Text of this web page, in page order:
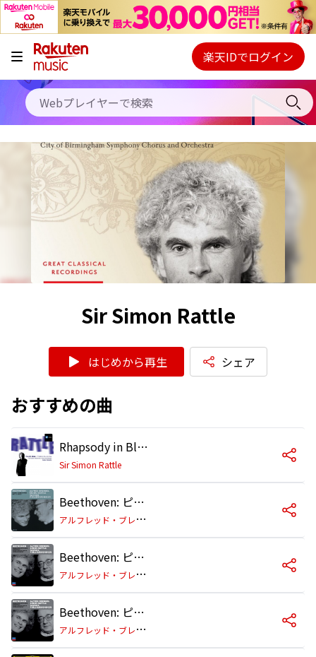
キャンペーン
料金プラン
使い方
初回30日間無料お試し
Webプレイヤー
ご契約内容の確認・変更
楽天IDでログイン
Sir Simon Rattle
はじめから再生 シェア
おすすめの曲
Rhapsody in Blue (Orch. Grofé) [Original Orchestration]
Sir Simon Rattle
Beethoven: ピアノ協奏曲 第3番 ハ短調 作品37: 第1楽章: Allegro con brio
ア
ルフレッド・ブレンデル/ウィーン・フィルハーモニー管弦楽団/サー・サイモン・ラトル
Beethoven: ピアノ協奏曲 第5番 変ホ長調 作品73《皇帝》: 第1楽章: Allegro
ア
ルフレッド・ブレンデル/ウィーン・フィルハーモニー管弦楽団/サー・サイモン・ラトル
Beethoven: ピアノ協奏曲 第5番 変ホ長調 作品73《皇帝》: 第2楽章: Adagio un poco moto –
ア
ルフレッド・ブレンデル/ウィーン・フィルハーモニー管弦楽団/サー・サイモン・ラトル